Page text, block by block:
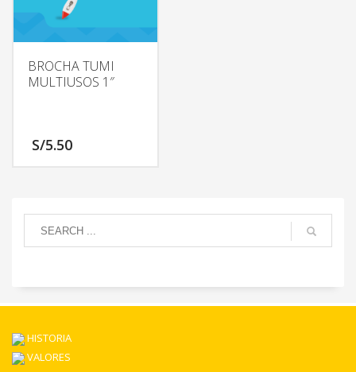
BROCHA TUMI
MULTIUSOS 1″
S/5.50
HISTORIA
VALORES